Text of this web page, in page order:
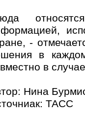
-
в
в
Нина
ТАСС